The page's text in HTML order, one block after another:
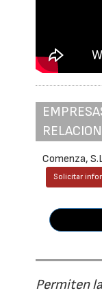
Comenza,
Solicitar
Permiten